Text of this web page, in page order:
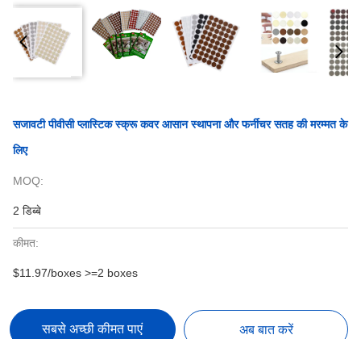
सजावटी पीवीसी प्लास्टिक स्क्रू कवर आसान स्थापना और फर्नीचर सतह की मरम्मत के
लिए
MOQ:
2 डिब्बे
कीमत:
$11.97/boxes >=2 boxes
सबसे अच्छी कीमत पाएं अब बात करें